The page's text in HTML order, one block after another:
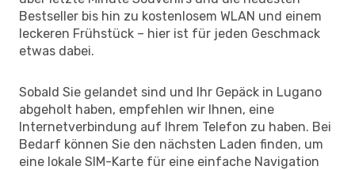
Bestseller bis hin zu kostenlosem WLAN und einem
leckeren Frühstück – hier ist für jeden Geschmack
etwas dabei.
Sobald Sie gelandet sind und Ihr Gepäck in Lugano
abgeholt haben, empfehlen wir Ihnen, eine
Internetverbindung auf Ihrem Telefon zu haben. Bei
Bedarf können Sie den nächsten Laden finden, um
eine lokale SIM-Karte für eine einfache Navigation